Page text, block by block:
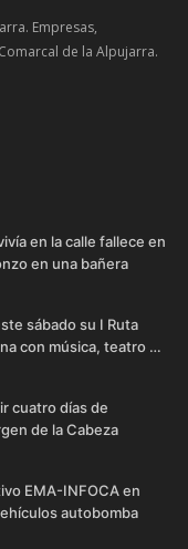
Empresas,
de la Alpujarra.
en la calle fallece en
en una bañera
sábado su I Ruta
con música, teatro y
cuatro días de
de la Cabeza
EMA-INFOCA en
autobomba